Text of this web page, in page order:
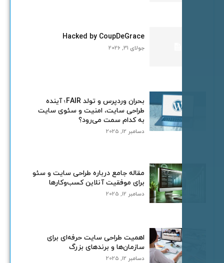
Hacked by CoupDeGrace
بحران وردپرس و تولد FAIR؛ آینده
طراحی سایت، امنیت و سئوی سایت
به کدام سمت می‌رود؟
دسامبر 12, 2025
مقاله جامع درباره طراحی سایت و سئو
برای موفقیت آنلاین کسب‌وکارها
دسامبر 12, 2025
اهمیت طراحی سایت حرفه‌ای برای
سازمان‌ها و برندهای بزرگ
دسامبر 12, 2025